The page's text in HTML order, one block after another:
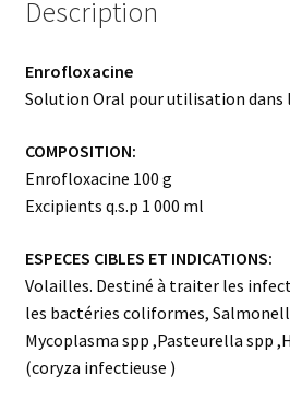
Description
Enrofloxacine
Solution Oral pour utilisation dans
COMPOSITION:
Enrofloxacine 100 g
Excipients q.s.p 1 000 ml
ESPECES CIBLES ET INDICATIONS:
Volailles. Destiné à traiter les
les bactéries coliformes,
Mycoplasma spp ,Pasteurella spp
(coryza infectieuse )